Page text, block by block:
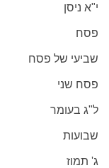
י"א ניסן
פסח
שביעי של פסח
פסח שני
ל"ג בעומר
שבועות
ג' תמוז